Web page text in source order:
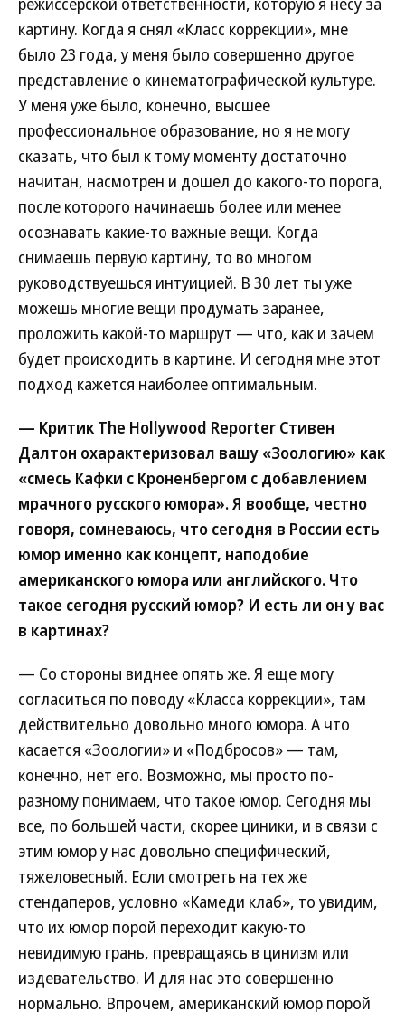
картину. Когда я снял «Класс коррекции», мне
было 23 года, у меня было совершенно другое
представление о кинематографической культуре.
У меня уже было, конечно, высшее
профессиональное образование, но я не могу
сказать, что был к тому моменту достаточно
начитан, насмотрен и дошел до какого-то порога,
после которого начинаешь более или менее
осознавать какие-то важные вещи. Когда
снимаешь первую картину, то во многом
руководствуешься интуицией. В 30 лет ты уже
можешь многие вещи продумать заранее,
проложить какой-то маршрут — что, как и зачем
будет происходить в картине. И сегодня мне этот
подход кажется наиболее оптимальным.
— Критик The Hollywood Reporter Стивен
Далтон охарактеризовал вашу «Зоологию» как
«смесь Кафки с Кроненбергом с добавлением
мрачного русского юмора». Я вообще, честно
говоря, сомневаюсь, что сегодня в России есть
юмор именно как концепт, наподобие
американского юмора или английского. Что
такое сегодня русский юмор? И есть ли он у вас
в картинах?
— Со стороны виднее опять же. Я еще могу
согласиться по поводу «Класса коррекции», там
действительно довольно много юмора. А что
касается «Зоологии» и «Подбросов» — там,
конечно, нет его. Возможно, мы просто по-
разному понимаем, что такое юмор. Сегодня мы
все, по большей части, скорее циники, и в связи с
этим юмор у нас довольно специфический,
тяжеловесный. Если смотреть на тех же
стендаперов, условно «Камеди клаб», то увидим,
что их юмор порой переходит какую-то
невидимую грань, превращаясь в цинизм или
издевательство. И для нас это совершенно
нормально. Впрочем, американский юмор порой